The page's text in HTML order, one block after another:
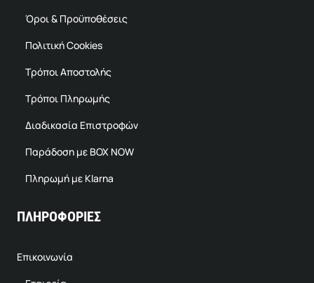
Όροι & Προϋποθέσεις
Πολιτική Cookies
Τρόποι Αποστολής
Τρόποι Πληρωμής
Διαδικασία Επιστροφών
Παράδοση με BOX NOW
Πληρωμή με Klarna
ΠΛΗΡΟΦΟΡΙΕΣ
Επικοινωνία